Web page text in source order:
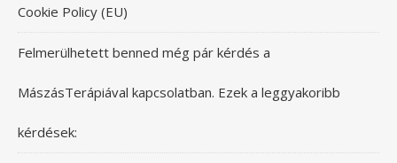
Cookie Policy (EU)
Felmerülhetett benned még pár kérdés a
MászásTerápiával kapcsolatban. Ezek a leggyakoribb
kérdések: